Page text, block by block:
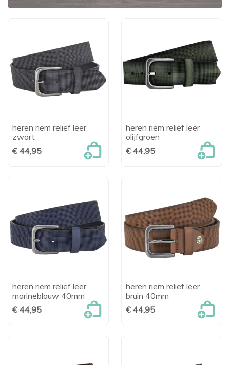
heren riem reliëf leer
zwart
€ 44,95
heren riem reliëf leer
olijfgroen
€ 44,95
heren riem reliëf leer
marineblauw 40mm
€ 44,95
heren riem reliëf leer
bruin 40mm
€ 44,95